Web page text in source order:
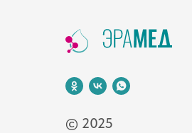
© 2025